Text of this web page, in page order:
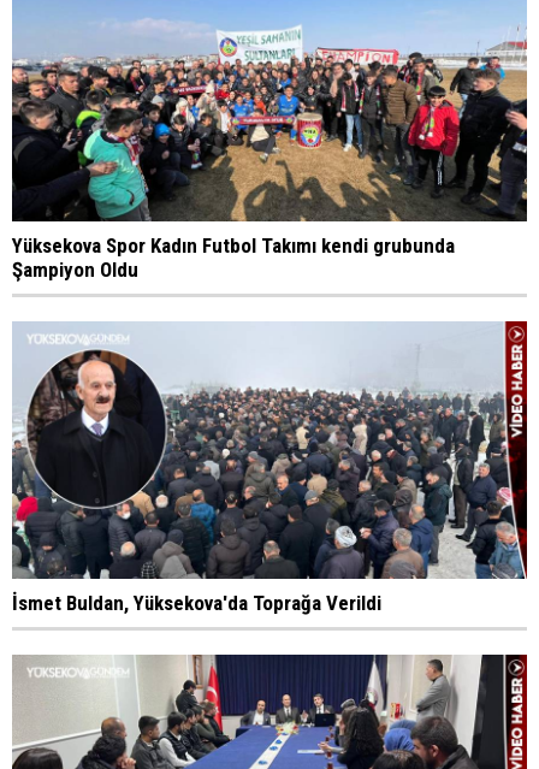
Yüksekova Spor Kadın Futbol Takımı kendi grubunda
Şampiyon Oldu
İsmet Buldan, Yüksekova'da Toprağa Verildi